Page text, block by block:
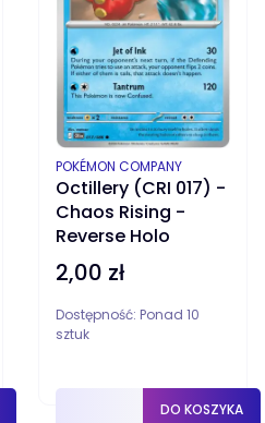
Octillery (CRI 017) -
Chaos Rising -
Reverse Holo
PRODUCENT
POKÉMON COMPANY
Cena
2,00 zł
Dostępność: Ponad 10
sztuk
DO KOSZYKA